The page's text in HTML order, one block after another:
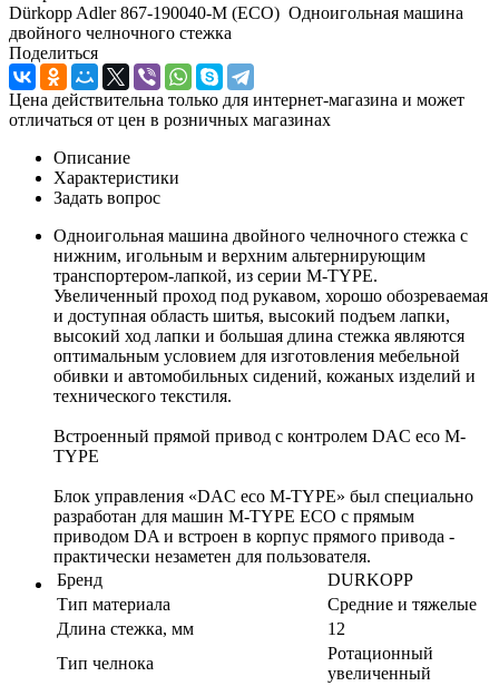
Dürkopp Adler 867-190040-M (ECO) Одноигольная машина
двойного челночного стежка
Поделиться
Цена действительна только для интернет-магазина и может
отличаться от цен в розничных магазинах
Описание
Характеристики
Задать вопрос
Одноигольная машина двойного челночного стежка с
нижним, игольным и верхним альтернирующим
транспортером-лапкой, из серии M-TYPE.
Увеличенный проход под рукавом, хорошо обозреваемая
и доступная область шитья, высокий подъем лапки,
высокий ход лапки и большая длина стежка являются
оптимальным условием для изготовления мебельной
обивки и автомобильных сидений, кожаных изделий и
технического текстиля.
Встроенный прямой привод с контролем DAC eco M-
TYPE
Блок управления «DAC eco M-TYPE» был специально
разработан для машин M-TYPE ECO с прямым
приводом DA и встроен в корпус прямого привода -
практически незаметен для пользователя.
Бренд
DURKOPP
Тип материала
Средние и тяжелые
Длина стежка, мм
12
Тип челнока
Ротационный
увеличенный